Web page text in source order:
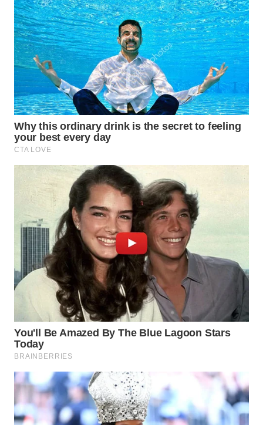
WN
TAPANULI
SELATAN
WN
TANJUNG
LESUNG
WN
KARO
SIMALUNGUN
WN
LABUHANBATU
WN
TAPANULI
TENGAH
WN DELI
SERDANG
TEBING
TINGGI
WN